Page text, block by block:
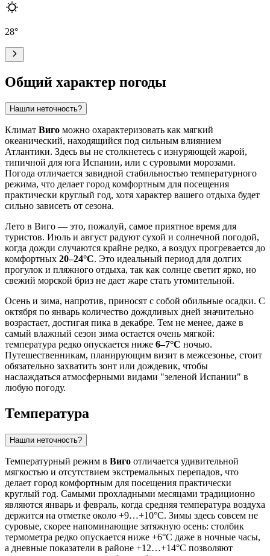
28°
Общий характер погоды
Нашли неточность?
Климат Виго можно охарактеризовать как мягкий
океанический, находящийся под сильным влиянием
Атлантики. Здесь вы не столкнетесь с изнуряющей жарой,
типичной для юга Испании, или с суровыми морозами.
Погода отличается завидной стабильностью температурного
режима, что делает город комфортным для посещения
практически круглый год, хотя характер вашего отдыха будет
сильно зависеть от сезона.
Лето в Виго — это, пожалуй, самое приятное время для
туристов. Июль и август радуют сухой и солнечной погодой,
когда дожди случаются крайне редко, а воздух прогревается до
комфортных 20–24°C. Это идеальный период для долгих
прогулок и пляжного отдыха, так как солнце светит ярко, но
свежий морской бриз не дает жаре стать утомительной.
Осень и зима, напротив, приносят с собой обильные осадки. С
октября по январь количество дождливых дней значительно
возрастает, достигая пика в декабре. Тем не менее, даже в
самый влажный сезон зима остается очень мягкой:
температура редко опускается ниже 6–7°C ночью.
Путешественникам, планирующим визит в межсезонье, стоит
обязательно захватить зонт или дождевик, чтобы
наслаждаться атмосферными видами "зеленой Испании" в
любую погоду.
Температура
Нашли неточность?
Температурный режим в Виго отличается удивительной
мягкостью и отсутствием экстремальных перепадов, что
делает город комфортным для посещения практически
круглый год. Самыми прохладными месяцами традиционно
являются январь и февраль, когда средняя температура воздуха
держится на отметке около +9…+10°C. Зимы здесь совсем не
суровые, скорее напоминающие затяжную осень: столбик
термометра редко опускается ниже +6°C даже в ночные часы,
а дневные показатели в районе +12…+14°C позволяют